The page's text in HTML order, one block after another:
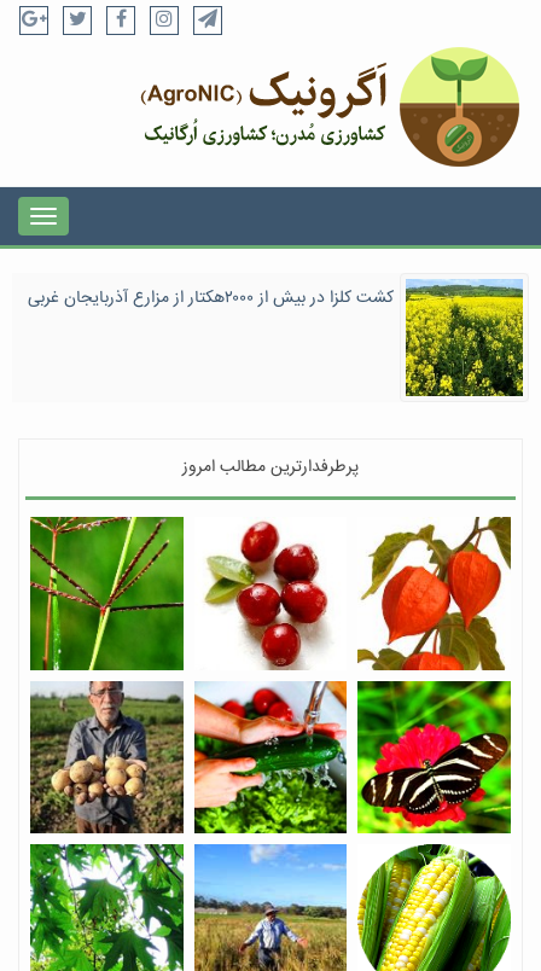
کشت کلزا در بیش از ۲٠٠٠هکتار از مزارع آذربایجان غربی
پرطرفدارترین مطالب امروز